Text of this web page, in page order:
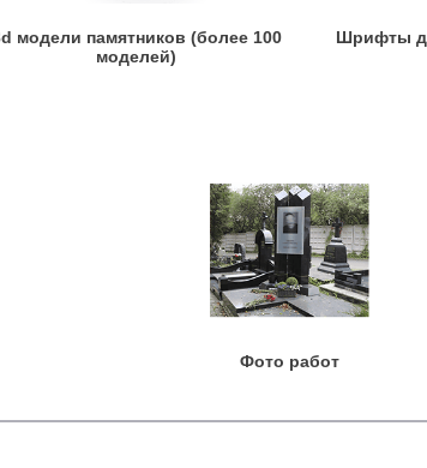
модели памятников (более 100
моделей)
Шрифты
Фото работ